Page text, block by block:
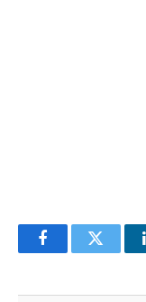
FacebookTwitter